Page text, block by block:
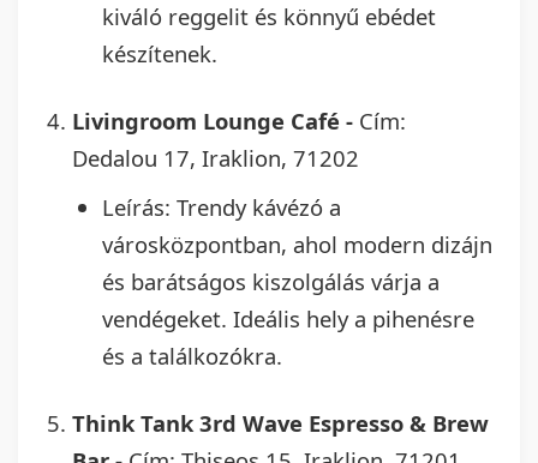
kiváló reggelit és könnyű ebédet
készítenek.
Livingroom Lounge Café - Cím:
Dedalou 17, Iraklion, 71202
Leírás: Trendy kávézó a
városközpontban, ahol modern dizájn
és barátságos kiszolgálás várja a
vendégeket. Ideális hely a pihenésre
és a találkozókra.
Think Tank 3rd Wave Espresso & Brew